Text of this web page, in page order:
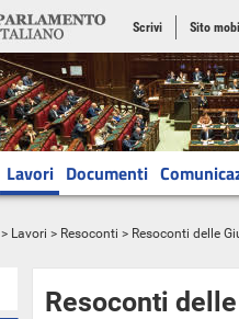
Scrivi Sito
Lavori Documenti
> Lavori > Resoconti > Resoconti delle
Resoconti